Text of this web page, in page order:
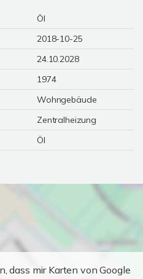
Öl
2018-10-25
24.10.2028
1974
Wohngebäude
Zentralheizung
Öl
dass mir Karten von Google